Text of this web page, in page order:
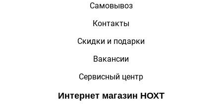
Самовывоз
Контакты
Скидки и подарки
Вакансии
Сервисный центр
Интернет магазин НОХТ